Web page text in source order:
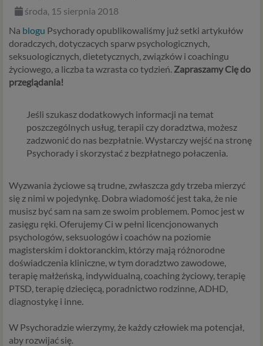
środa, 15 sierpnia 2018
Na blogu Psychorady opublikowaliśmy już setki artykułów
doradczych, dotyczacych sparw psychologicznych,
seksuologicznych, dietetycznych, związków i coachingu
życiowego, a liczba ta wzrasta co tydzień. Zapraszamy Cię do
przeglądania!
Jeśli szukasz dodatkowych informacji na temat
poszczególnych usług, terapii czy doradztwa, możesz
zadzwonić do nas bezpłatnie. Wystarczy wejść na stronę
Psychorady i skorzystać z bezpłatnego połaczenia.
Wyzwania życiowe są trudne, zwłaszcza gdy trzeba mierzyć
się z nimi w pojedynkę. Dobra wiadomość jest taka, że nie
musisz być sam na sam ze swoim problemem. Pomoc jest w
zasięgu ręki. Oferujemy Ci w pełni licencjonowanych
psychologów, seksuologów i coachów na poziomie
magisterskim i doktoranckim, którzy mają różnorodne
doświadczenia kliniczne, w tym doradztwo zawodowe,
terapię małżeńską, indywidualną, coaching życiowy, terapię
PTSD, terapię dziecięcą, poradnictwo rodzinne, ADHD,
diagnostykę i inne.
W Psychoradzie wierzymy, że każdy człowiek ma potencjał,
aby rozwijać się.